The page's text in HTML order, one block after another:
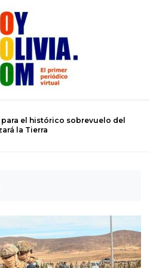
El calvario de un joven atrapado en
de 12 años